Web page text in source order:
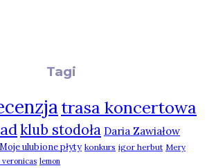
Tagi
trasa koncertowa
klub stodoła Daria Zawiałow
Moje ulubione płyty konkurs igor herbut Mery
veronicas lemon